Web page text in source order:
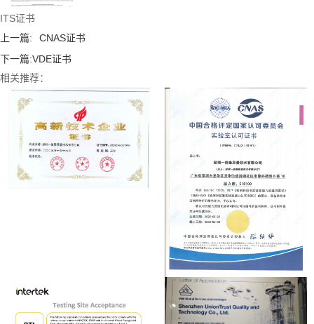
ITS证书
上一篇:
CNAS证书
下一篇:VDE证书
相关推荐：